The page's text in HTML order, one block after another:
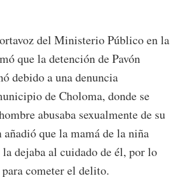
del Ministerio Público en la
que la detención de Pavón
debido a una denuncia
de Choloma, donde se
abusaba sexualmente de su
que la mamá de la niña
dejaba al cuidado de él, por lo
para cometer el delito.